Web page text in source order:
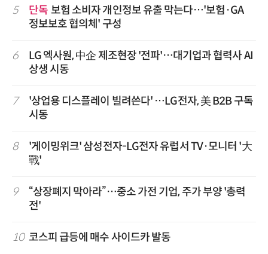
5 단독 보험 소비자 개인정보 유출 막는다…'보험·GA
정보보호 협의체' 구성
6
LG 엑사원, 中企 제조현장 '전파'…대기업과 협력사 AI
상생 시동
7
'상업용 디스플레이 빌려쓴다' …LG전자, 美 B2B 구독
시동
8
'게이밍위크' 삼성전자-LG전자 유럽서 TV·모니터 '大
戰'
9
“상장폐지 막아라”…중소 가전 기업, 주가 부양 '총력
전'
10 코스피 급등에 매수 사이드카 발동